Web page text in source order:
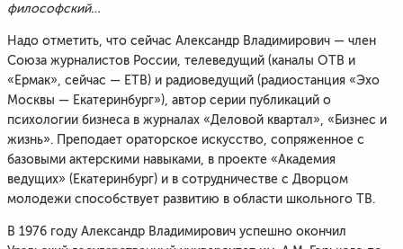
философский…
Надо отметить, что сейчас Александр Владимирович — член
Союза журналистов России, телеведущий (каналы ОТВ и
«Ермак», сейчас — ЕТВ) и радиоведущий (радиостанция «Эхо
Москвы — Екатеринбург»), автор серии публикаций о
психологии бизнеса в журналах «Деловой квартал», «Бизнес и
жизнь». Преподает ораторское искусство, сопряженное с
базовыми актерскими навыками, в проекте «Академия
ведущих» (Екатеринбург) и в сотрудничестве с Дворцом
молодежи способствует развитию в области школьного ТВ.
В 1976 году Александр Владимирович успешно окончил